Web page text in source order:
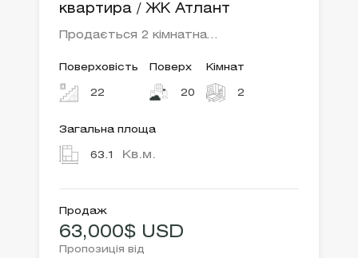
квартира / ЖК Атлант
Продається 2 кімнатна…
Поверховість
22
Поверх
20
Кімнат
2
Загальна площа
63.1 Кв.м.
Продаж
63,000$ USD
Пропозиція від